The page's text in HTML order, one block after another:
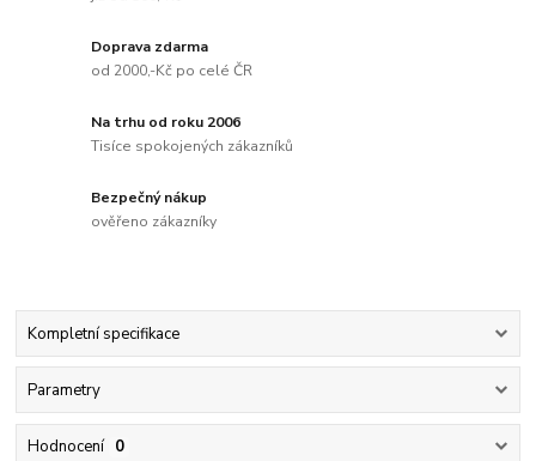
Doprava zdarma
od 2000,-Kč po celé ČR
Na trhu od roku 2006
Tisíce spokojených zákazníků
Bezpečný nákup
ověřeno zákazníky
Kompletní specifikace
Parametry
Hodnocení 0